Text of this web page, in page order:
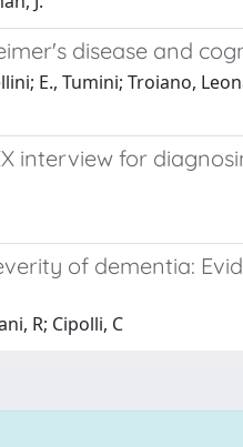
disease and
E., Tumini; Troiano,
interview for
of dementia:
R; Cipolli, C